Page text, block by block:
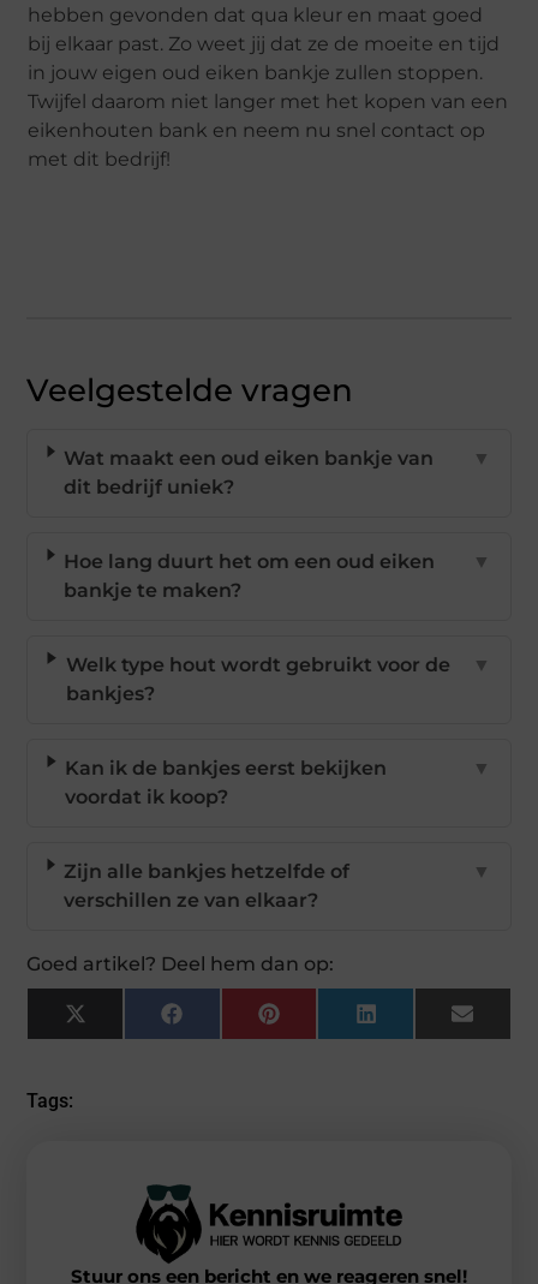
hebben gevonden dat qua kleur en maat goed
bij elkaar past. Zo weet jij dat ze de moeite en tijd
in jouw eigen oud eiken bankje zullen stoppen.
Twijfel daarom niet langer met het kopen van een
eikenhouten bank en neem nu snel contact op
met dit bedrijf!
Veelgestelde vragen
Wat maakt een oud eiken bankje van
dit bedrijf uniek?
▼
Hoe lang duurt het om een oud eiken
bankje te maken?
▼
Welk type hout wordt gebruikt voor de
bankjes?
▼
Kan ik de bankjes eerst bekijken
voordat ik koop?
▼
Zijn alle bankjes hetzelfde of
verschillen ze van elkaar?
▼
Goed artikel? Deel hem dan op:
X
(Twitter)
FacebookPinterestLinkedIn Email
Tags:
Stuur ons een bericht en we reageren snel!